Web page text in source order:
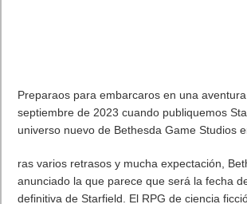
Preparaos para embarcaros en una
septiembre de 2023 cuando publiquemos
universo nuevo de Bethesda Game Studios
ras varios retrasos y mucha expectación,
anunciado la que parece que será la fecha
definitiva de Starfield. El RPG de ciencia